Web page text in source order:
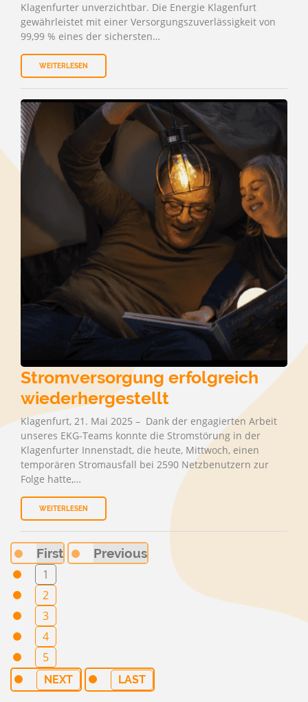
Klagenfurter unverzichtbar. Die Energie Klagenfurt
gewährleistet mit einer Versorgungszuverlässigkeit von
99,99 % eines der sichersten…
WEITERLESEN
Stromversorgung erfolgreich
wiederhergestellt
Klagenfurt, 21. Mai 2025 – Dank der engagierten Arbeit
unseres EKG-Teams konnte die Stromstörung in der
Klagenfurter Innenstadt, die heute, Mittwoch, einen
temporären Stromausfall bei 2590 Netzbenutzern zur
Folge hatte,…
WEITERLESEN
First
Previous
1
2
3
4
5
NEXT LAST